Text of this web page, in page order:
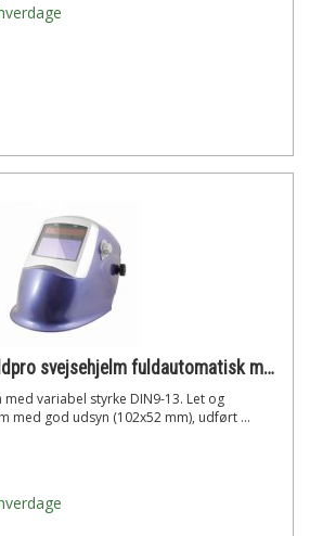
Diesella Diesella wldpro svejsehjelm fuldautomatisk med variabel din 9-13 (blå grundfarve med sølvramme)
variabel styrke DIN9-13. Let og
med god udsyn (102x52 mm), udført ...